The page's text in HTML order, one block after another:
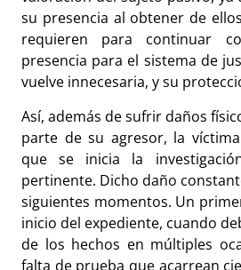
su presencia al obtener de
requieren para continuar
presencia para el sistema de
vuelve innecesaria, y su
Así, además de sufrir daños
parte de su agresor, la
que se inicia la
pertinente. Dicho daño
siguientes momentos. Un
inicio del expediente, cuando
de los hechos en múltiples
falta de prueba que acarrean